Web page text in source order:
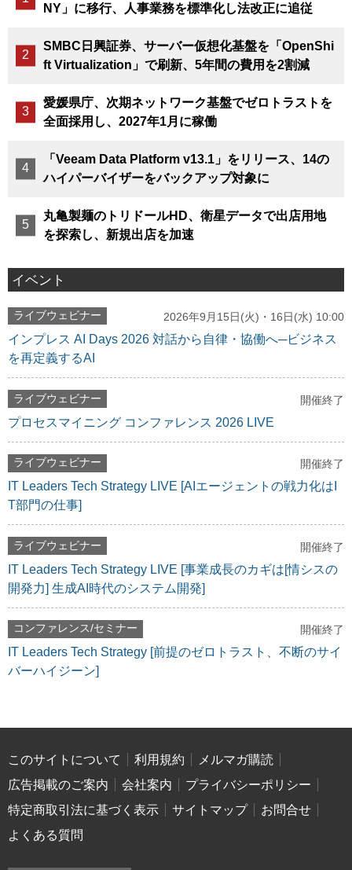
NY」に移行、人事業務を標準化し法改正に追従
SMBC日興証券、サーバー仮想化基盤を「OpenShi
ft Virtualization」で刷新、5年間の費用を2割減
愛媛県庁、次期ネットワーク基盤でゼロトラストを
全面採用し、2027年1月に稼働
「Veeam Data Platform v13.1」をリリース、14の
ハイパーバイザーをバックアップ対象に
丸亀製麺のトリドールHD、衛星データで出店用地
を探索し、新規出店を加速
イベント
ライブウェビナー 2026年9月15日(火)・16日(水) 10:00
インプレス AI Days 2026 対話から自律・協働へ─ビジネス
を再定義するAI
ライブウェビナー 開催終了
プロセスマイニング コンファレンス 2026 LIVE
ライブウェビナー 開催終了
IT Leaders Tech Strategy LIVE [AIエージェントの戦力化はI
T部門の仕事]
ライブウェビナー 開催終了
IT Leaders Tech Strategy LIVE [事業成長のカギは[情シスの
開発力] 生成AI時代のシステム開発]
コンファレンス/セミナー 開催終了
IT Leaders Tech Strategy [前提のゼロトラスト、不断のサイ
バーハイジーン]
このサイトについて 利用規約
メルマガ購読
広告掲載のご案内
会社案内
プライバシーポリシー
特定商取引法に基づく表示
サイトマップ
お問合せ
よくある質問